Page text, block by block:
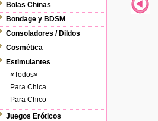
Bolas Chinas
Bondage y BDSM
Consoladores / Dildos
Cosmética
Estimulantes
«Todos»
Para Chica
Para Chico
Juegos Eróticos